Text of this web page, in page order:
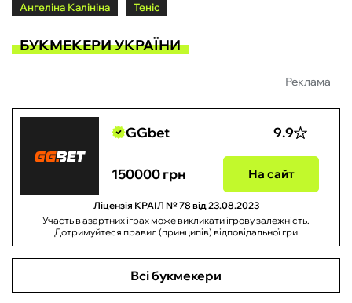
Ангеліна Калініна Теніс
БУКМЕКЕРИ УКРАЇНИ
Реклама
GGbet 9.9
150000 грн На сайт
Ліцензія КРАІЛ № 78 від 23.08.2023
Участь в азартних іграх може викликати ігрову залежність.
Дотримуйтеся правил (принципів) відповідальної гри
Всі букмекери